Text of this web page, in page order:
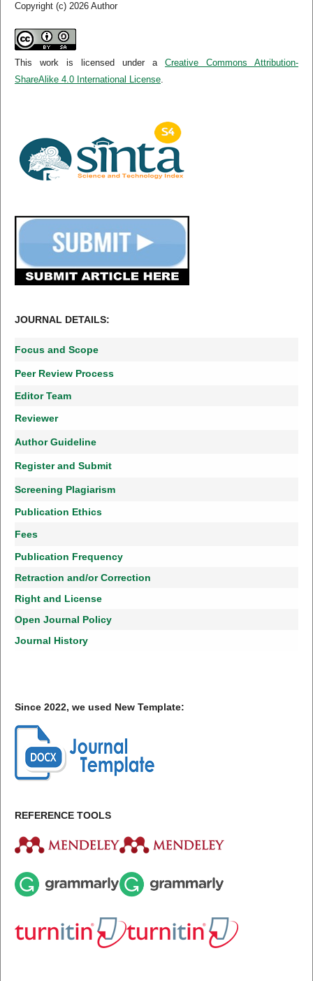
Copyright (c) 2026 Author
This work is licensed under aCreative Commons Attribution-
ShareAlike 4.0 International License.
JOURNAL DETAILS:
Focus and Scope
Peer Review Process
Editor Team
Reviewer
Author Guideline
Register and Submit
Screening Plagiarism
Publication Ethics
Fees
Publication Frequency
Retraction and/or Correction
Right and License
Open Journal Policy
Journal History
Since 2022, we used New Template:
REFERENCE TOOLS